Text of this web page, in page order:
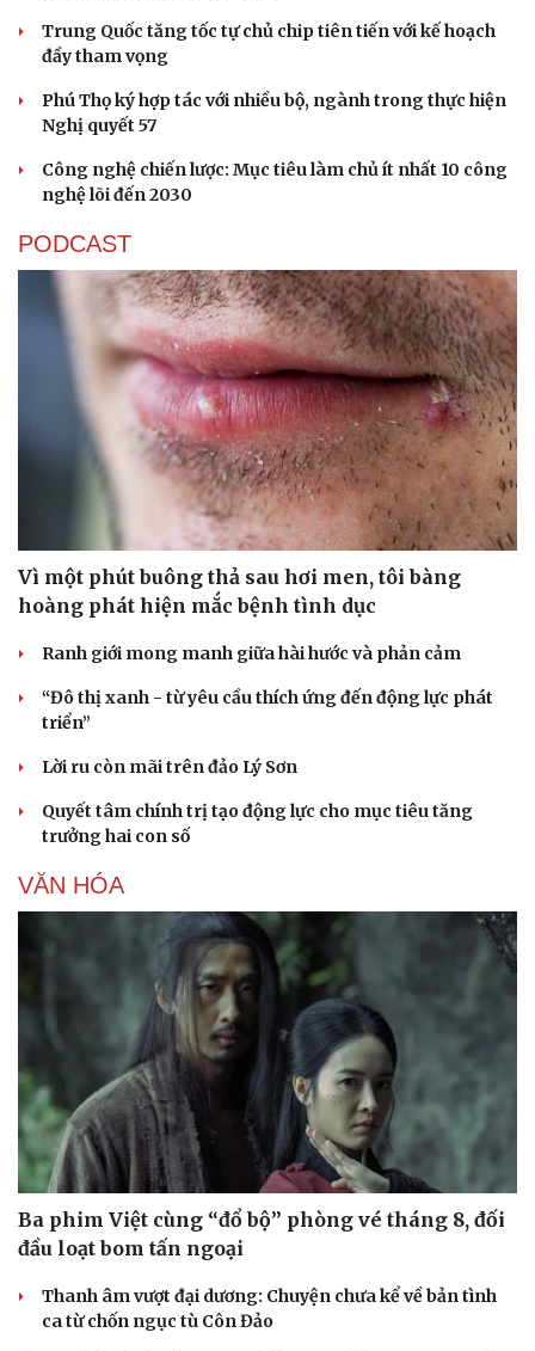
Sức khỏe
Dinh dưỡng - món ngon
Làm đẹp - giảm cân
Phòng mạch online
Ăn sạch sống khỏe
Nhà đẹp
Blog
Tình yêu - Gia đình
Trung Quốc tăng tốc tự chủ chip tiên tiến với kế hoạch
đầy tham vọng
Phú Thọ ký hợp tác với nhiều bộ, ngành trong thực hiện
Nghị quyết 57
Công nghệ chiến lược: Mục tiêu làm chủ ít nhất 10 công
nghệ lõi đến 2030
PODCAST
Vì một phút buông thả sau hơi men, tôi bàng
hoàng phát hiện mắc bệnh tình dục
Ranh giới mong manh giữa hài hước và phản cảm
“Đô thị xanh - từ yêu cầu thích ứng đến động lực phát
triển”
Lời ru còn mãi trên đảo Lý Sơn
Quyết tâm chính trị tạo động lực cho mục tiêu tăng
trưởng hai con số
VĂN HÓA
Ba phim Việt cùng “đổ bộ” phòng vé tháng 8, đối
đầu loạt bom tấn ngoại
Thanh âm vượt đại dương: Chuyện chưa kể về bản tình
ca từ chốn ngục tù Côn Đảo